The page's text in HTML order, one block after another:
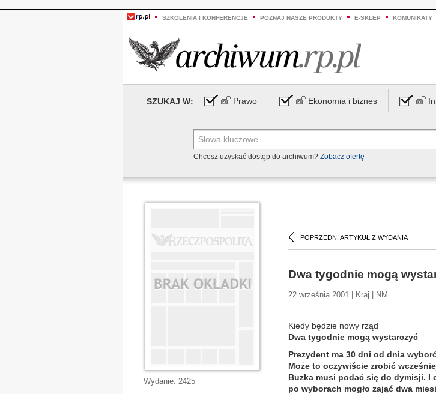
SZKOLENIA I KONFERENCJE POZNAJ NASZE PRODUKTY E-SKLEP KOMUNIKATY
SZUKAJ W: Prawo Ekonomia i biznes
Chcesz uzyskać dostęp do archiwum? Zobacz ofertę
POPRZEDNI ARTYKUŁ Z WYDANIA
Dwa tygodnie mogą
22 września 2001 | Kraj | NM
Kiedy będzie nowy rząd
Dwa tygodnie mogą wystarczyć
Prezydent ma 30 dni od dnia
Może to oczywiście zrobić
Buzka musi podać się do dymisji. I
po wyborach mogło zająć dwa
Wydanie: 2425